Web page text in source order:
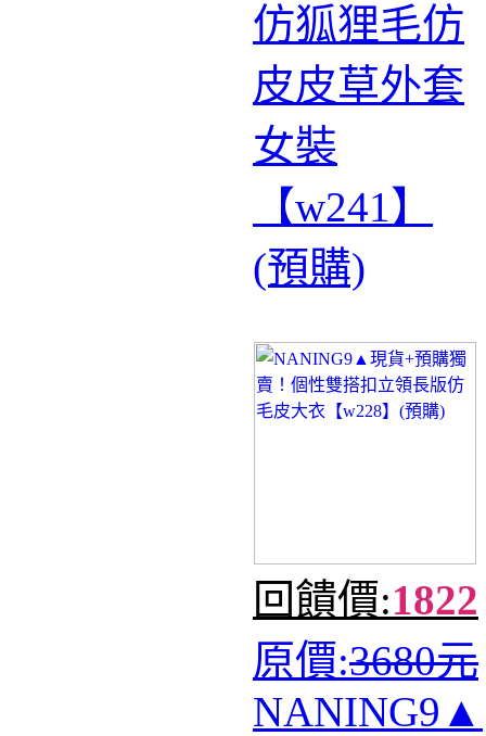
仿狐狸毛仿
皮皮草外套
女裝
【w241】
(預購)
回饋價:1822
原價:3680元
NANING9▲